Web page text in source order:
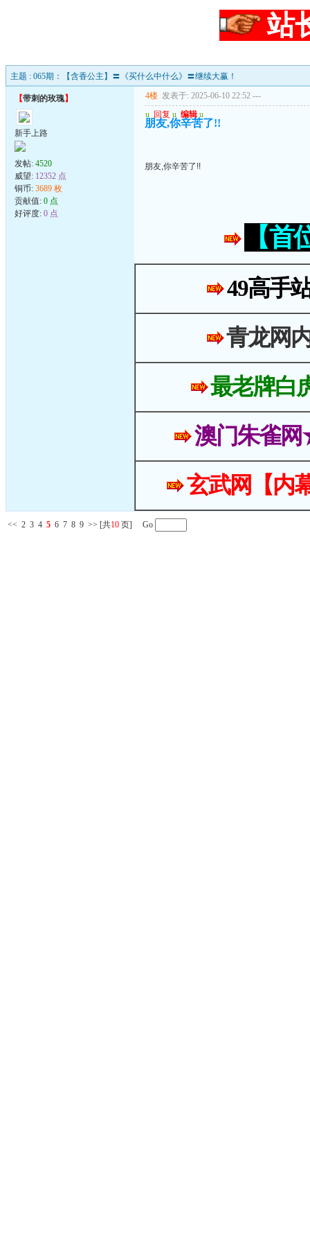
站
主题 : 065期：【含香公主】〓《买什么中什么》〓继续大赢！
【带刺的玫瑰】
新手上路
发帖: 4520
威望: 12352 点
铜币: 3689 枚
贡献值: 0 点
好评度: 0 点
4楼 发表于: 2025-06-10 22:52 ---
u 回复 u 编辑 u
朋友,你辛苦了!!
朋友,你辛苦了!!
【
49高手
青龙网
最老牌白
澳门朱雀
玄武网【内
<< 2 3 4 5 6 7 8 9 >> [共10 页] Go